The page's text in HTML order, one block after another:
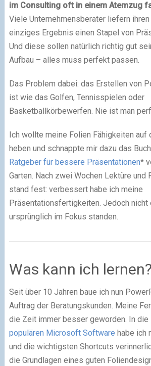
im Consulting oft in einem Atemzug
Viele Unternehmensberater liefern ihren
einziges Ergebnis einen Stapel von
Und diese sollen natürlich richtig gut
Aufbau – alles muss perfekt passen.
Das Problem dabei: das Erstellen von
ist wie das Golfen, Tennisspielen oder
Basketballkörbewerfen. Nie ist man
Ich wollte meine Folien Fähigkeiten auf
heben und schnappte mir dazu das Buch
Ratgeber für bessere Präsentationen*
Garten. Nach zwei Wochen Lektüre und
stand fest: verbessert habe ich meine
Präsentationsfertigkeiten. Jedoch nicht
ursprünglich im Fokus standen.
Was kann ich lernen?
Seit über 10 Jahren baue ich nun
Auftrag der Beratungskunden. Meine
die Zeit immer besser geworden. In die
populären Microsoft Software habe ich
und die wichtigsten Shortcuts
die Grundlagen eines guten